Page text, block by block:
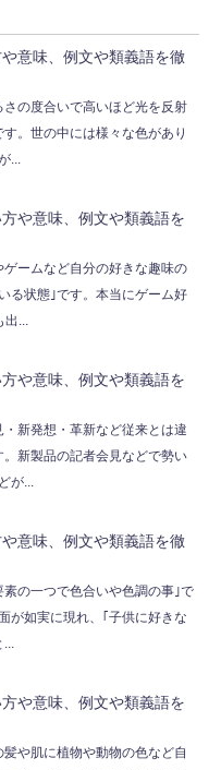
や意味、例文や類義語を徹
さの度合いで高いほど光を反射
す。世の中には様々な色があり
...
方や意味、例文や類義語を
ゲームなど自分の好きな趣味の
る状態｣です。本当にゲーム好
...
方や意味、例文や類義語を
・新発想・革新など従来とは違
。新製品の記者会見などで勢い
が...
や意味、例文や類義語を徹
素の一つで色合いや色調の事｣で
が如実に現れ、｢子供に好きな
方や意味、例文や類義語を
髪や肌に植物や動物の色など自